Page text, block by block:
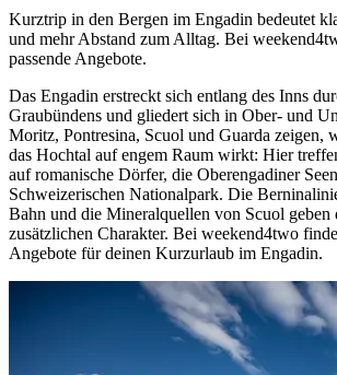
Kurztrip in den Bergen im Engadin bedeutet
und mehr Abstand zum Alltag. Bei
passende Angebote.
Das Engadin erstreckt sich entlang des Inns
Graubündens und gliedert sich in Ober- und
Moritz, Pontresina, Scuol und Guarda zeigen,
das Hochtal auf engem Raum wirkt: Hier
auf romanische Dörfer, die Oberengadiner
Schweizerischen Nationalpark. Die
Bahn und die Mineralquellen von Scuol geben
zusätzlichen Charakter. Bei weekend4two
Angebote für deinen Kurzurlaub im Engadin.